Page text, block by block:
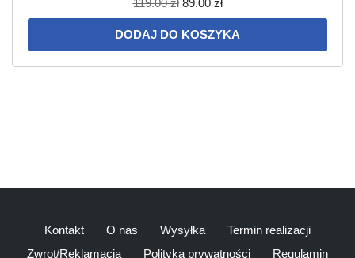
DODAJ DO KOSZYKA
Kontakt O nas Wysyłka
Termin realizacji
Zwrot/Reklamacja
Polityka prywatności Regulamin